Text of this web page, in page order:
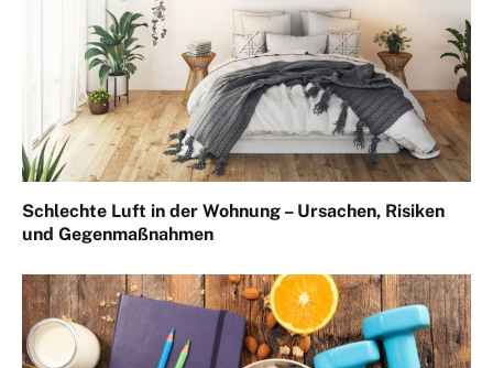
Schlechte Luft in der Wohnung – Ursachen, Risiken
und Gegenmaßnahmen